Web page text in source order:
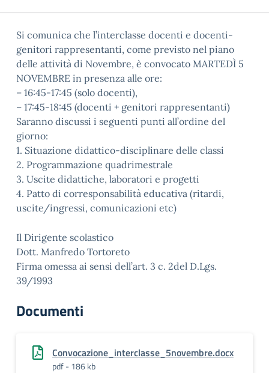
Si comunica che l’interclasse docenti e docenti-
genitori rappresentanti, come previsto nel piano
delle attività di Novembre, è convocato MARTEDÌ 5
NOVEMBRE in presenza alle ore:
– 16:45-17:45 (solo docenti),
– 17:45-18:45 (docenti + genitori rappresentanti)
Saranno discussi i seguenti punti all’ordine del
giorno:
1. Situazione didattico-disciplinare delle classi
2. Programmazione quadrimestrale
3. Uscite didattiche, laboratori e progetti
4. Patto di corresponsabilità educativa (ritardi,
uscite/ingressi, comunicazioni etc)
Il Dirigente scolastico
Dott. Manfredo Tortoreto
Firma omessa ai sensi dell’art. 3 c. 2del D.Lgs.
39/1993
Documenti
Convocazione_interclasse_5novembre.docx
pdf - 186 kb